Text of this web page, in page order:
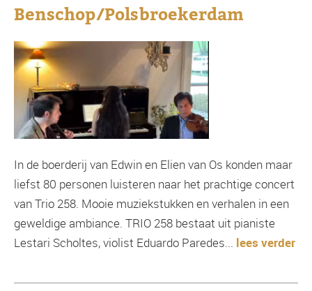
Benschop/Polsbroekerdam
In de boerderij van Edwin en Elien van Os konden maar
liefst 80 personen luisteren naar het prachtige concert
van Trio 258. Mooie muziekstukken en verhalen in een
geweldige ambiance. TRIO 258 bestaat uit pianiste
Lestari Scholtes, violist Eduardo Paredes... lees verder